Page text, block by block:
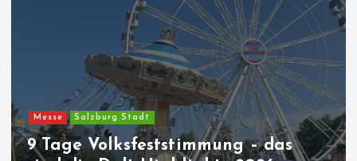
Messe Salzburg Stadt
9 Tage Volksfeststimmung – das